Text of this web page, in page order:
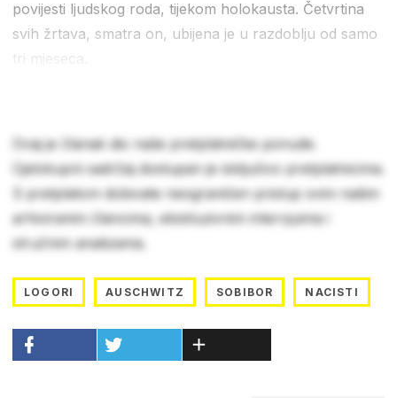
povijesti ljudskog roda, tijekom holokausta. Četvrtina
svih žrtava, smatra on, ubijena je u razdoblju od samo
tri mjeseca.
Ovaj je članak dio naše pretplatničke ponude.
Cjelokupni sadržaj dostupan je isključivo pretplatnicima.
S pretplatom dobivate neograničen pristup svim našim
arhiviranim člancima, ekskluzivnim intervjuima i
stručnim analizama.
LOGORI AUSCHWITZ SOBIBOR NACISTI